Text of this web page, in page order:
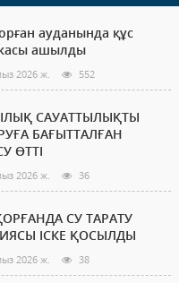
ауданында құс
ашылды
2026 ж. 552
САУАТТЫЛЫҚТЫ
БАҒЫТТАЛҒАН
ӨТТІ
2026 ж. 36
СУ ТАРАТУ
ІСКЕ ҚОСЫЛДЫ
2026 ж. 38